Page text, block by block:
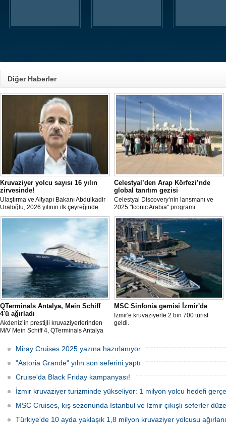
Diğer Haberler
Kruvaziyer yolcu sayısı 16 yılın
zirvesinde!
Ulaştırma ve Altyapı Bakanı Abdulkadir
Uraloğlu, 2026 yılının ilk çeyreğinde
limanlara gelen kruvaziyer gemi
sayısının 56, kruvaziyer yolcu sayısının
ise 93 bin 787 olduğunu belirtti.
Celestyal’den Arap Körfezi’nde
global tanıtım gezisi
Celestyal Discovery’nin lansmanı ve
2025 "Iconic Arabia" programı
kapsamında 30 global seyahat acente
temsilcisi, Arap Körfezi’nde bir cruise
keşif turu gerçekleştirdi.
QTerminals Antalya, Mein Schiff
4'ü ağırladı
Akdeniz’in prestijli kruvaziyerlerinden
M/V Mein Schiff 4, QTerminals Antalya
bayraklı dev gemi, yaklaşık 5000
yolcusu ve 900 kişilik mürettebatıyla
şehre canlılık kattı.
MSC Sinfonia gemisi İzmir'de
İzmir'e kruvaziyerle 2 bin 700 turist
geldi.
Miray Cruises 2025 yazına hazırlanıyor
"Astoria Grande" yılın son seferini yaptı
Cruise'da Black Friday kampanyası!
İzmir kruvaziyer turizminde yükseliyor: 1 milyon yolcu hedefi
MSC Cruises, kış sezonunda İstanbul ve İzmir çıkışlı seferler
Türkiye'de 10 ayda yaklaşık 1,8 milyon kruvaziyer yolcusu